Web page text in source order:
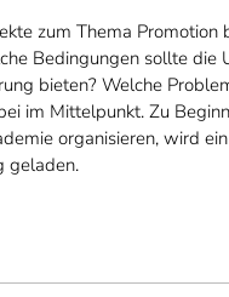
zum Thema
Bedingungen sollte die
bieten? Welche
im Mittelpunkt. Zu
organisieren, wird
geladen.